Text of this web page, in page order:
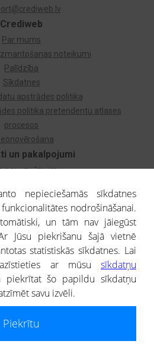
un pakalpojumi
par uzņēmumu
koks
atlase
ārvalstu uzņēmumiem
Crediweb
Par mums
noteikumi
Palīdzība
Sīkdatnes
apstrādes politika
politika pretendentu atlases
procesos
ir uzziņas raksturs, un tai nav
nepieciešamās sīkdatnes
nodrošināšanai.
un tām nav jāiegūst
Jūsu piekrišanu šajā vietnē
statistiskās sīkdatnes. Lai
ar mūsu sīkdatņu
piekrītat šo papildu sīkdatņu
savu izvēli.
Piekrītu